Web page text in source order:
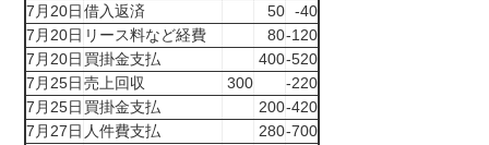
7月20日 借入返済 50 -40
7月20日 リース料など経費 80-120
7月20日 買掛金支払 400-520
7月25日 売上回収 300
-220
7月25日 買掛金支払 200-420
7月27日 人件費支払 280-700